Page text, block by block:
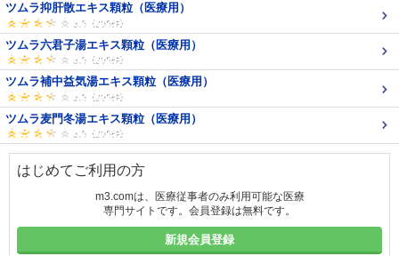
ツムラ抑肝散エキス顆粒（医療用）
ツムラ六君子湯エキス顆粒（医療用）
ツムラ補中益気湯エキス顆粒（医療用）
ツムラ麦門冬湯エキス顆粒（医療用）
はじめてご利用の方
m3.comは、医療従事者のみ利用可能な医療
専門サイトです。会員登録は無料です。
新規会員登録